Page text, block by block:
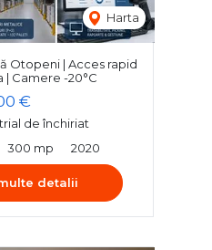
Harta
Otopeni | Acces rapid
| Camere -20°C
€
de închiriat
300 mp 2020
detalii